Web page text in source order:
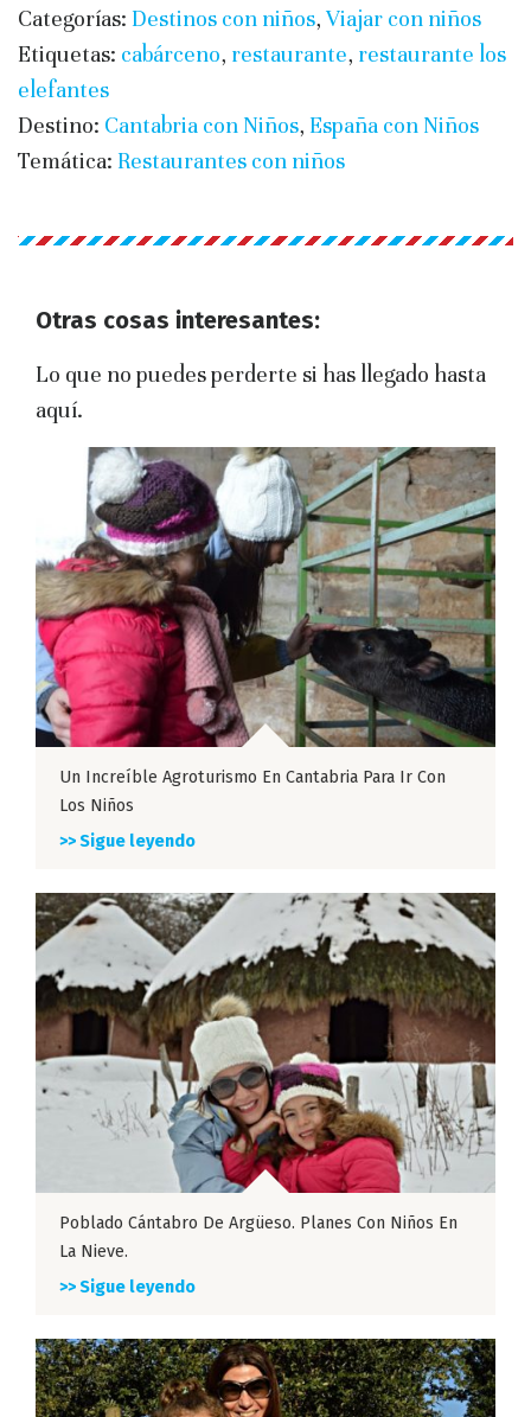
Categorías: Destinos con niños, Viajar con niños
Etiquetas: cabárceno, restaurante, restaurante los
elefantes
Destino: Cantabria con Niños, España con Niños
Temática: Restaurantes con niños
Otras cosas interesantes:
Lo que no puedes perderte si has llegado hasta
aquí.
Un Increíble Agroturismo En Cantabria Para Ir Con
Los Niños
>> Sigue leyendo
Poblado Cántabro De Argüeso. Planes Con Niños En
La Nieve.
>> Sigue leyendo